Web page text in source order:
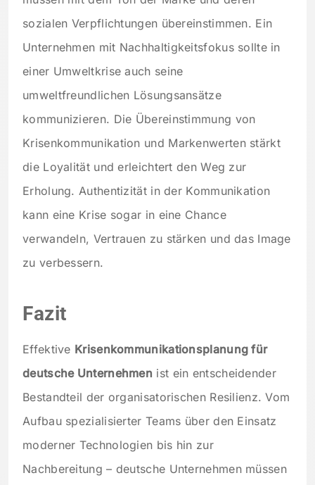
sozialen Verpflichtungen übereinstimmen. Ein
Unternehmen mit Nachhaltigkeitsfokus sollte in
einer Umweltkrise auch seine
umweltfreundlichen Lösungsansätze
kommunizieren. Die Übereinstimmung von
Krisenkommunikation und Markenwerten stärkt
die Loyalität und erleichtert den Weg zur
Erholung. Authentizität in der Kommunikation
kann eine Krise sogar in eine Chance
verwandeln, Vertrauen zu stärken und das Image
zu verbessern.
Fazit
Effektive Krisenkommunikationsplanung für
deutsche Unternehmen ist ein entscheidender
Bestandteil der organisatorischen Resilienz. Vom
Aufbau spezialisierter Teams über den Einsatz
moderner Technologien bis hin zur
Nachbereitung – deutsche Unternehmen müssen